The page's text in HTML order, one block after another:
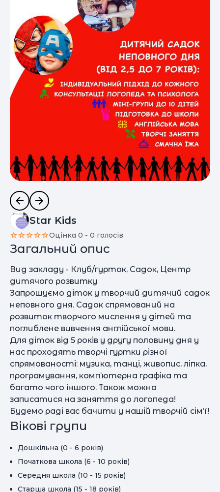
Star Kids
Оцінка 0 - 0 голосів
Загальний опис
Вид закладу - Клуб/гурток, Садок, Центр
дитячого розвитку
Запрошуємо діток у творчий дитячий садок
неповного дня. Садок спрямований на
розвиток творчого мислення у дітей та
поглиблене вивчення англійської мови.
Для діток від 5 років у другу половину дня у
нас проходять творчі гуртки різної
спрямованості: музика, танці, живопис, ліпка,
програмування, комп’ютерна графіка та
багато чого іншого. Також можна
записатися на заняття до логопеда!
Будемо раді вас бачити у нашій творчій сім’ї!
Вікові групи
Дошкільна (0 - 6 років)
Початкова школа (6 - 10 років)
Середня школа (10 - 15 років)
Старша школа (15 - 18 років)